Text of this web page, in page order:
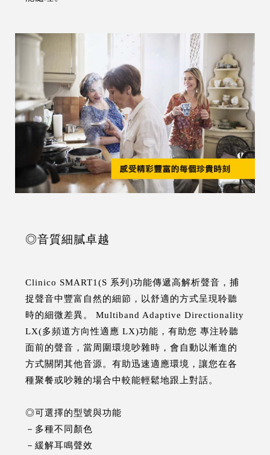
◎音質細膩卓越
Clinico SMART1(S 系列)功能傳遞高解析聲音，捕
捉聲音中豐富自然的細節，以舒適的方式呈現聆聽
時的細微差異。 Multiband Adaptive Directionality
LX(多頻道方向性適應 LX)功能，有助您 專注聆聽
面前的聲音，當周圍環境吵雜時，會自動以漸進的
方式關閉其他音源。有助迅速適應環境，讓您在各
種聚餐或吵雜的場合中較能輕鬆地跟上對話。
◎可選擇的型號與功能
－多種不同顏色
－緩解耳鳴聲效